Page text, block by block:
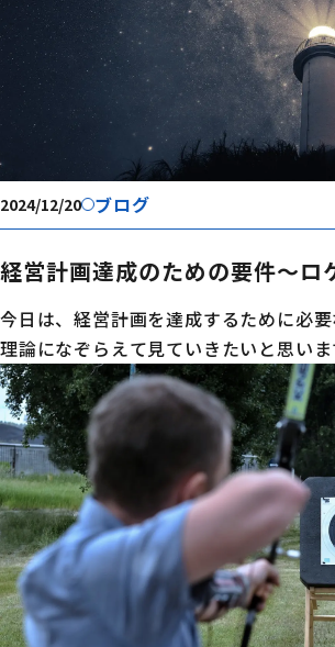
2024/12/20 ブログ
経営計画達成のための要件～ロ
今日は、経営計画を達成するために必
理論になぞらえて見ていきたいと思い